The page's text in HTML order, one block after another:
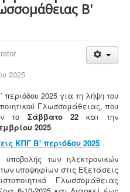
B'
2025
περιόδου 2025 για τη λήψη του
Γλωσσομάθειας, που
το Σάββατο 22 και την
2025.
ΚΠΓ Β' περιόδου 2025
των ηλεκτρονικών
υποψηφίων στις Εξετάσεις
Γλωσσομάθειας